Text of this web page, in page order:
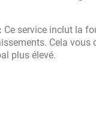
Ce service inclut la
Cela
plus élevé.